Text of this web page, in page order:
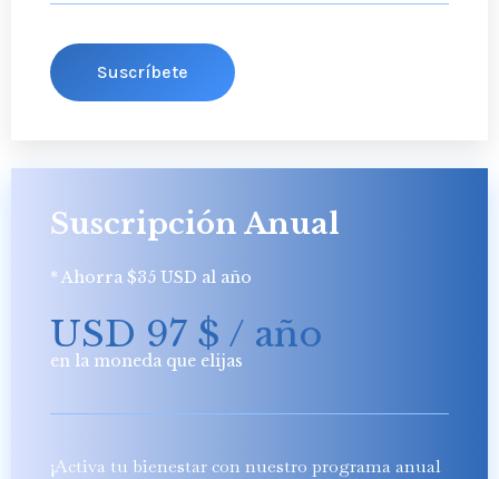
Suscríbete
Suscripción Anual
* Ahorra $35 USD al año
USD 97 $ / año
en la moneda que elijas
¡Activa tu bienestar con nuestro programa anual